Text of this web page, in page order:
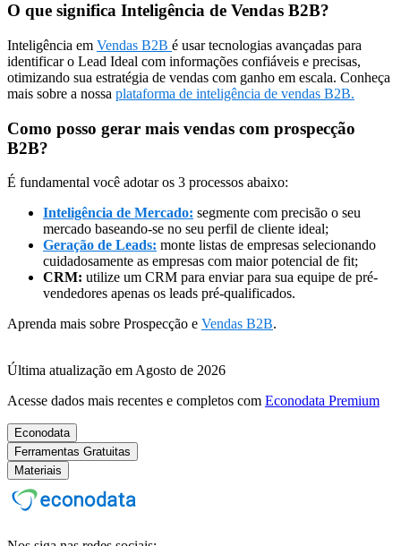
O que significa Inteligência de Vendas B2B?
Inteligência em Vendas B2B é usar tecnologias avançadas para
identificar o Lead Ideal com informações confiáveis e precisas,
otimizando sua estratégia de vendas com ganho em escala. Conheça
mais sobre a nossa plataforma de inteligência de vendas B2B.
Como posso gerar mais vendas com prospecção
B2B?
É fundamental você adotar os 3 processos abaixo:
Inteligência de Mercado: segmente com precisão o seu
mercado baseando-se no seu perfil de cliente ideal;
Geração de Leads: monte listas de empresas selecionando
cuidadosamente as empresas com maior potencial de fit;
CRM: utilize um CRM para enviar para sua equipe de pré-
vendedores apenas os leads pré-qualificados.
Aprenda mais sobre Prospecção e Vendas B2B.
Última atualização em Agosto de 2026
Acesse dados mais recentes e completos com Econodata Premium
Econodata
Ferramentas Gratuitas
Materiais